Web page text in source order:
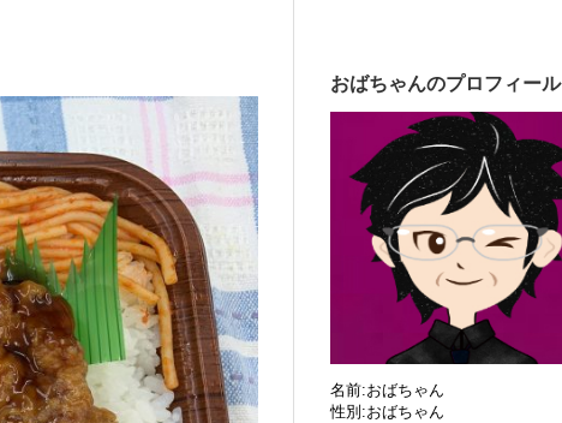
おばちゃんのプロフィール
名前:おばちゃん
性別:おばちゃん